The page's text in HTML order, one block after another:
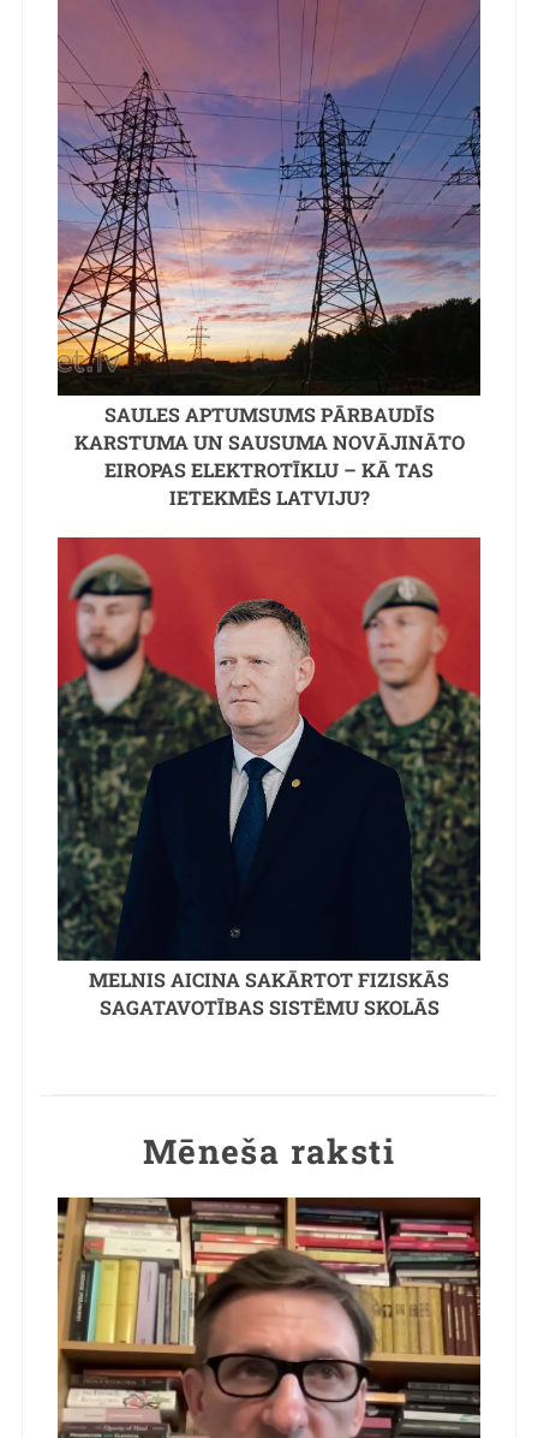
SAULES APTUMSUMS PĀRBAUDĪS
KARSTUMA UN SAUSUMA NOVĀJINĀTO
EIROPAS ELEKTROTĪKLU – KĀ TAS
IETEKMĒS LATVIJU?
MELNIS AICINA SAKĀRTOT FIZISKĀS
SAGATAVOTĪBAS SISTĒMU SKOLĀS
Mēneša raksti